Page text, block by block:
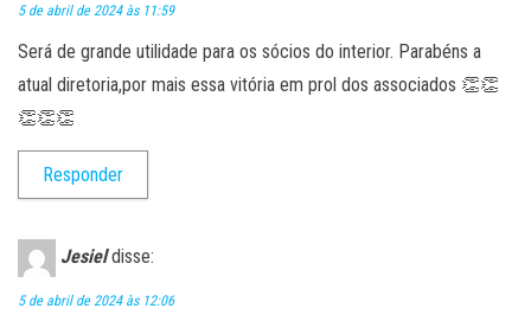
5 de abril de 2024 às 11:59
Será de grande utilidade para os sócios do interior. Parabéns a
atual diretoria,por mais essa vitória em prol dos associados 👏👏
👏👏👏
Responder
Jesiel disse:
5 de abril de 2024 às 12:06